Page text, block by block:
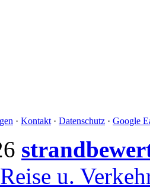
· Kontakt · Datenschutz · Google
Reise u.